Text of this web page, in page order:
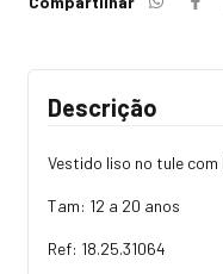
Descrição
Vestido liso no tule
Tam: 12 a 20 anos
Ref: 18.25.31064